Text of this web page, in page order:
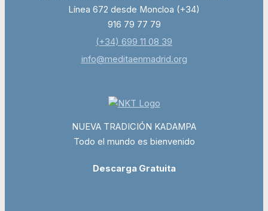
Línea 672 desde Moncloa (+34)
916 79 77 79
(+34) 699 11 08 39
info@meditaenmadrid.org
NUEVA TRADICIÓN KADAMPA
Todo el mundo es bienvenido
Descarga Gratuita